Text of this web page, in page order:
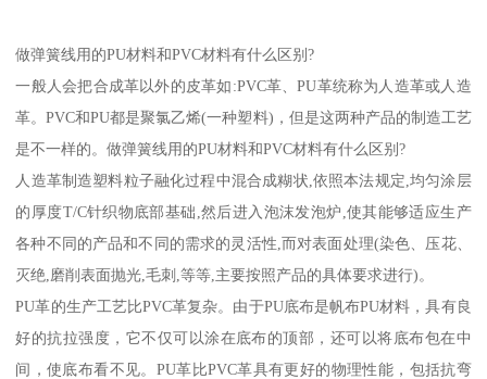
做弹簧线用的PU材料和PVC材料有什么区别?
一般人会把合成革以外的皮革如:PVC革、PU革统称为人造革或人造
革。PVC和PU都是聚氯乙烯(一种塑料)，但是这两种产品的制造工艺
是不一样的。做弹簧线用的PU材料和PVC材料有什么区别?
人造革制造塑料粒子融化过程中混合成糊状,依照本法规定,均匀涂层
的厚度T/C针织物底部基础,然后进入泡沫发泡炉,使其能够适应生产
各种不同的产品和不同的需求的灵活性,而对表面处理(染色、压花、
灭绝,磨削表面抛光,毛刺,等等,主要按照产品的具体要求进行)。
PU革的生产工艺比PVC革复杂。由于PU底布是帆布PU材料，具有良
好的抗拉强度，它不仅可以涂在底布的顶部，还可以将底布包在中
间，使底布看不见。PU革比PVC革具有更好的物理性能，包括抗弯